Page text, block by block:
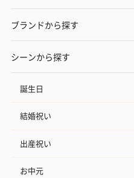
ブランドから探す
シーンから探す
誕生日
結婚祝い
出産祝い
お中元